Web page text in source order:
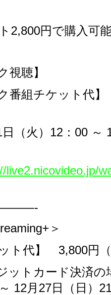
2,800円で購入可
視聴】
ク番組チケット代
日（火） 12 ： 00 ～
live2.nicovideo.jp/
＞
ト代】 3,800円
ットカード決済
～ 12月 27日（日）